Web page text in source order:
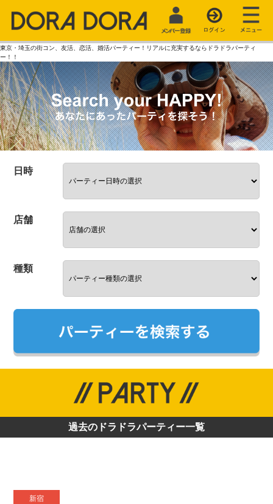
東京・埼玉の街コン、友活、恋活、婚活パーティー！リアルに充実するならドラドラパーティ
ー！！
日時
店舗
種類
過去のドラドラパーティー一覧
新宿